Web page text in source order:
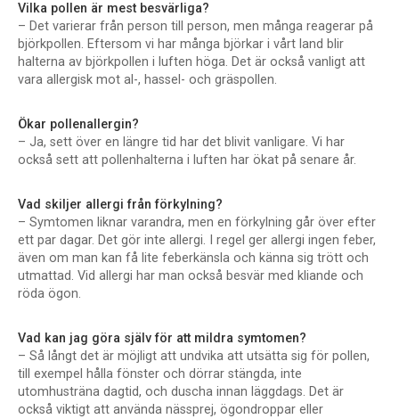
Vilka pollen är mest besvärliga?
– Det varierar från person till person, men många reagerar på
björkpollen. Eftersom vi har många björkar i vårt land blir
halterna av björkpollen i luften höga. Det är också vanligt att
vara allergisk mot al-, hassel- och gräspollen.
Ökar pollenallergin?
– Ja, sett över en längre tid har det blivit vanligare. Vi har
också sett att pollenhalterna i luften har ökat på senare år.
Vad skiljer allergi från förkylning?
– Symtomen liknar varandra, men en förkylning går över efter
ett par dagar. Det gör inte allergi. I regel ger allergi ingen feber,
även om man kan få lite feberkänsla och känna sig trött och
utmattad. Vid allergi har man också besvär med kliande och
röda ögon.
Vad kan jag göra själv för att mildra symtomen?
– Så långt det är möjligt att undvika att utsätta sig för pollen,
till exempel hålla fönster och dörrar stängda, inte
utomhusträna dagtid, och duscha innan läggdags. Det är
också viktigt att använda nässprej, ögondroppar eller